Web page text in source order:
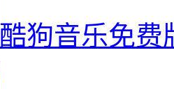
酷狗音乐免费